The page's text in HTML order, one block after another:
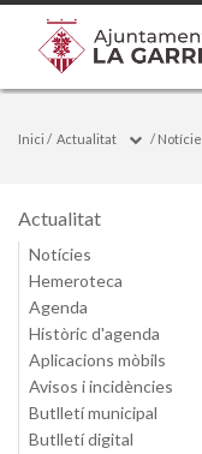
Inici / Actualitat /
Actualitat
Notícies
Hemeroteca
Agenda
Històric d'agenda
Aplicacions mòbils
Avisos i incidències
Butlletí municipal
Butlletí digital